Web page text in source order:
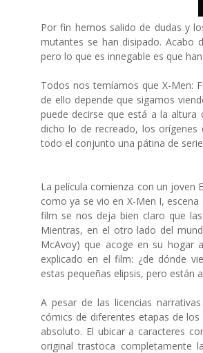
Por fin hemos salido de dudas y
mutantes se han disipado. Acabo
pero lo que es innegable es que
Todos nos temíamos que X-Men:
de ello depende que sigamos
puede decirse que está a la
dicho lo de recreado, los orígenes
todo el conjunto una pátina de
La película comienza con un joven
como ya se vio en X-Men I,
film se nos deja bien claro que
Mientras, en el otro lado del
McAvoy) que acoge en su hogar
explicado en el film: ¿de dónde
estas pequeñas elipsis, pero están
A pesar de las licencias
cómics de diferentes etapas de
absoluto. El ubicar a caracteres
original trastoca completamente